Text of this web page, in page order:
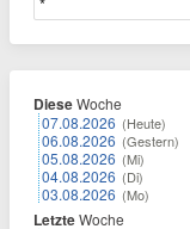
DieseWoche
07.08.2026 (Heute)
06.08.2026 (Gestern)
05.08.2026 (Mi)
04.08.2026 (Di)
03.08.2026 (Mo)
LetzteWoche